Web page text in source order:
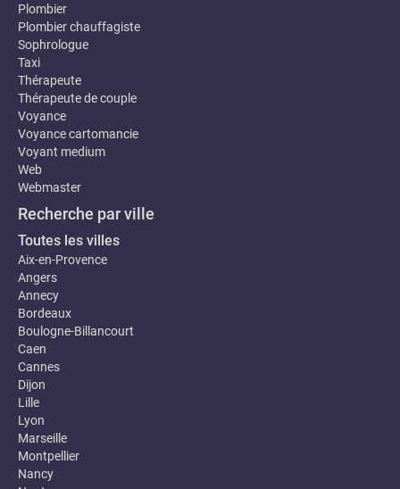
Plombier
Plombier chauffagiste
Sophrologue
Taxi
Thérapeute
Thérapeute de couple
Voyance
Voyance cartomancie
Voyant medium
Web
Webmaster
Recherche par ville
Toutes les villes
Aix-en-Provence
Angers
Annecy
Bordeaux
Boulogne-Billancourt
Caen
Cannes
Dijon
Lille
Lyon
Marseille
Montpellier
Nancy